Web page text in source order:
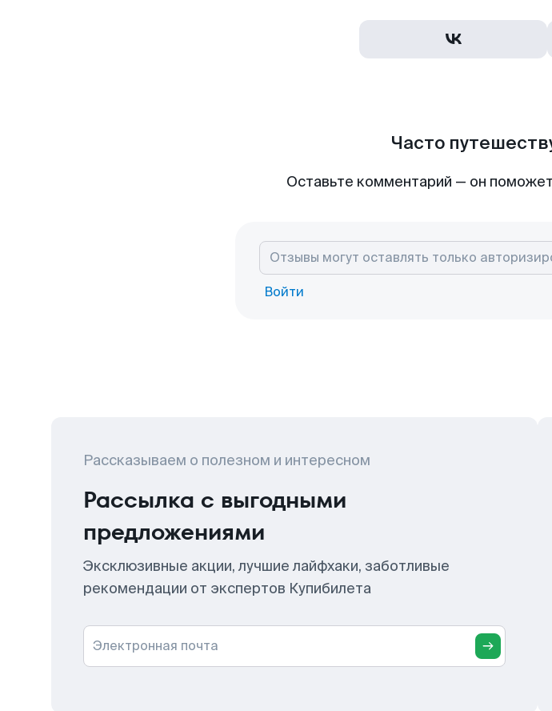
Часто
Оставьте комментарий — он
Войти
Рассказываем о полезном и интересном
Рассылка с выгодными
предложениями
Эксклюзивные акции, лучшие лайфхаки, заботливые
рекомендации от экспертов Купибилета
Электронная почта